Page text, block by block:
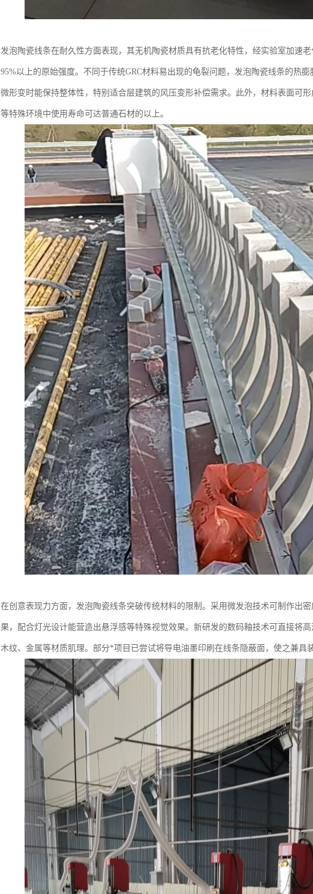
发泡陶瓷线条在耐久性方面表现，其无机陶瓷材质具有抗老化特性，经实验室加速
95%以上的原始强度。不同于传统GRC材料易出现的龟裂问题，发泡陶瓷线条的热
微形变时能保持整体性，特别适合层建筑的风压变形补偿需求。此外，材料表面可
等特殊环境中使用寿命可达普通石材的以上。
在创意表现力方面，发泡陶瓷线条突破传统材料的限制。采用微发泡技术可制作出
果，配合灯光设计能营造出悬浮感等特殊视觉效果。新研发的数码釉技术可直接将
木纹、金属等材质肌理。部分*项目已尝试将导电油墨印刷在线条隐蔽面，使之兼具